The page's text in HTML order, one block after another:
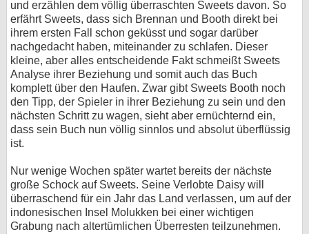
und erzählen dem völlig überraschten Sweets davon. So
erfährt Sweets, dass sich Brennan und Booth direkt bei
ihrem ersten Fall schon geküsst und sogar darüber
nachgedacht haben, miteinander zu schlafen. Dieser
kleine, aber alles entscheidende Fakt schmeißt Sweets
Analyse ihrer Beziehung und somit auch das Buch
komplett über den Haufen. Zwar gibt Sweets Booth noch
den Tipp, der Spieler in ihrer Beziehung zu sein und den
nächsten Schritt zu wagen, sieht aber ernüchternd ein,
dass sein Buch nun völlig sinnlos und absolut überflüssig
ist.
Nur wenige Wochen später wartet bereits der nächste
große Schock auf Sweets. Seine Verlobte Daisy will
überraschend für ein Jahr das Land verlassen, um auf der
indonesischen Insel Molukken bei einer wichtigen
Grabung nach altertümlichen Überresten teilzunehmen.